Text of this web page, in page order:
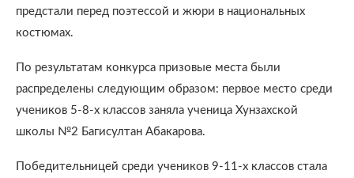
предстали перед поэтессой и жюри в национальных
костюмах.
По результатам конкурса призовые места были
распределены следующим образом: первое место среди
учеников 5-8-х классов заняла ученица Хунзахской
школы №2 Багисултан Абакарова.
Победительницей среди учеников 9-11-х классов стала